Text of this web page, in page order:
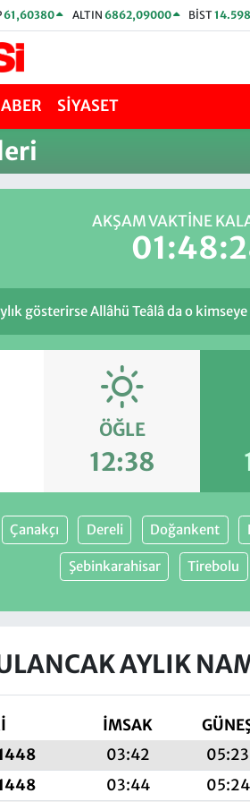
61,60380 ALTIN 6862,09000 BİST
SİYASET
AKŞAM VAKTİNE
gösterirse Allâhü Teâlâ da o
ÖĞLE
12:38
Çanakçı Dereli Doğankent
Şebinkarahisar Tirebolu
AYLIK
İMSAK
03:42 05:23
03:44 05:24